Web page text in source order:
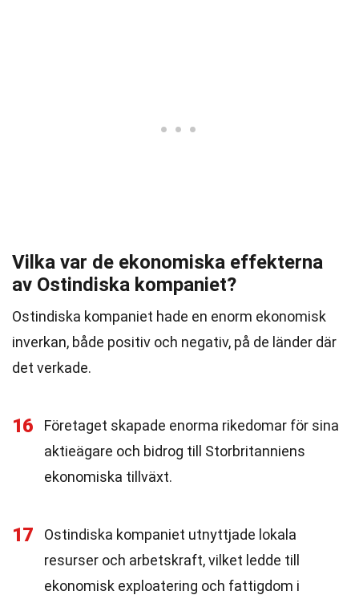
Vilka var de ekonomiska effekterna
av Ostindiska kompaniet?
Ostindiska kompaniet hade en enorm ekonomisk
inverkan, både positiv och negativ, på de länder där
det verkade.
16
Företaget skapade enorma rikedomar för sina
aktieägare och bidrog till Storbritanniens
ekonomiska tillväxt.
17
Ostindiska kompaniet utnyttjade lokala
resurser och arbetskraft, vilket ledde till
ekonomisk exploatering och fattigdom i